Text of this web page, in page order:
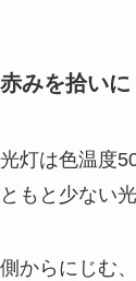
みを拾いに
灯は色温度
もと少ない光
からにじむ、